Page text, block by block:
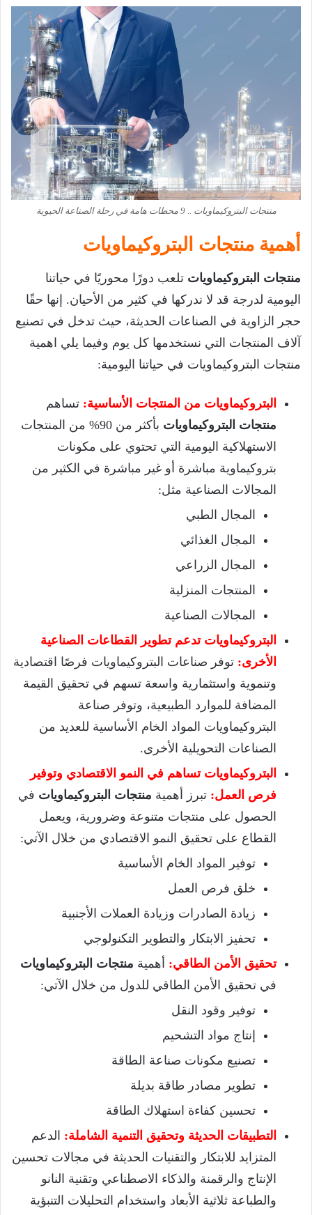
منتجات البتروكيماويات .. 9 محطات هامة في رحلة الصناعة الحيوية
أهمية منتجات البتروكيماويات
منتجات البتروكيماويات تلعب دورًا محوريًا في حياتنا
اليومية لدرجة قد لا ندركها في كثير من الأحيان. إنها حقًا
حجر الزاوية في الصناعات الحديثة، حيث تدخل في تصنيع
آلاف المنتجات التي نستخدمها كل يوم وفيما يلي اهمية
منتجات البتروكيماويات في حياتنا اليومية:
البتروكيماويات من المنتجات الأساسية: تساهم
منتجات البتروكيماويات
بأكثر من 90% من المنتجات
الاستهلاكية اليومية التي تحتوي على مكونات
بتروكيماوية مباشرة أو غير مباشرة في الكثير من
المجالات الصناعية مثل:
المجال الطبي
المجال الغذائي
المجال الزراعي
المنتجات المنزلية
المجالات الصناعية
البتروكيماويات تدعم تطوير القطاعات الصناعية
الأخرى: توفر صناعات البتروكيماويات فرصًا اقتصادية
وتنموية واستثمارية واسعة تسهم في تحقيق القيمة
المضافة للموارد الطبيعية، وتوفر صناعة
البتروكيماويات المواد الخام الأساسية للعديد من
الصناعات التحويلية الأخرى.
البتروكيماويات تساهم في النمو الاقتصادي وتوفير
فرص العمل: تبرز أهمية منتجات البتروكيماويات في
الحصول على منتجات متنوعة وضرورية، ويعمل
القطاع على تحقيق النمو الاقتصادي من خلال الآتي:
توفير المواد الخام الأساسية
خلق فرص العمل
زيادة الصادرات وزيادة العملات الأجنبية
تحفيز الابتكار والتطوير التكنولوجي
تحقيق الأمن الطاقي: أهمية منتجات البتروكيماويات
في تحقيق الأمن الطاقي للدول من خلال الآتي:
توفير وقود النقل
إنتاج مواد التشحيم
تصنيع مكونات صناعة الطاقة
تطوير مصادر طاقة بديلة
تحسين كفاءة استهلاك الطاقة
التطبيقات الحديثة وتحقيق التنمية الشاملة: الدعم
المتزايد للابتكار والتقنيات الحديثة في مجالات تحسين
الإنتاج والرقمنة والذكاء الاصطناعي وتقنية النانو
والطباعة ثلاثية الأبعاد واستخدام التحليلات التنبؤية